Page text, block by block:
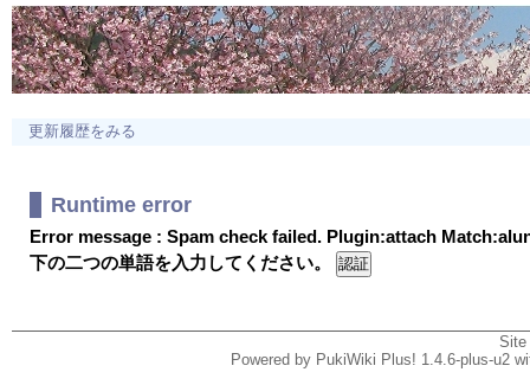
更新履歴をみる
Runtime error
Error message : Spam check failed. Plugin:attach
下の二つの単語を入力してください。
Powered by PukiWiki Plus! 1.4.6-plus-u2